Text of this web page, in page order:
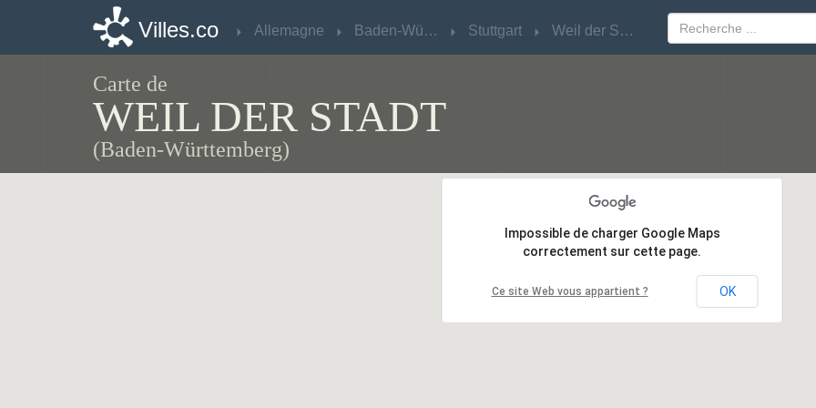
Villes.co Allemagne Baden-Württemberg Stuttgart Weil der Stadt
Carte de
WEIL DER STADT
(Baden-Württemberg)
Impossible de charger Google Maps
correctement sur cette page.
Ce site Web vous appartient ? OK
Impossible de charger Google Maps
correctement sur cette page.
Ce site Web vous appartient ? OK
Villes.co Allemagne Baden-Württemberg Stuttgart Weil der Stadt